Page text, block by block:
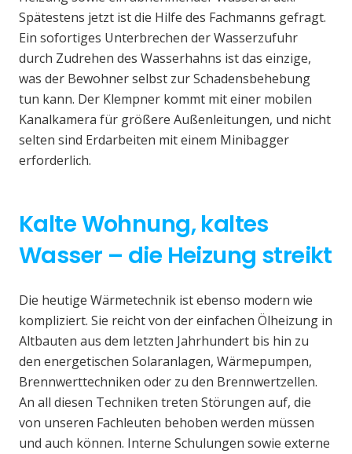
Spätestens jetzt ist die Hilfe des Fachmanns gefragt.
Ein sofortiges Unterbrechen der Wasserzufuhr
durch Zudrehen des Wasserhahns ist das einzige,
was der Bewohner selbst zur Schadensbehebung
tun kann. Der Klempner kommt mit einer mobilen
Kanalkamera für größere Außenleitungen, und nicht
selten sind Erdarbeiten mit einem Minibagger
erforderlich.
Kalte Wohnung, kaltes
Wasser – die Heizung streikt
Die heutige Wärmetechnik ist ebenso modern wie
kompliziert. Sie reicht von der einfachen Ölheizung in
Altbauten aus dem letzten Jahrhundert bis hin zu
den energetischen Solaranlagen, Wärmepumpen,
Brennwerttechniken oder zu den Brennwertzellen.
An all diesen Techniken treten Störungen auf, die
von unseren Fachleuten behoben werden müssen
und auch können. Interne Schulungen sowie externe